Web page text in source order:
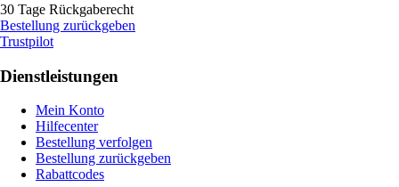
30 Tage Rückgaberecht
Bestellung zurückgeben
Trustpilot
Dienstleistungen
Mein Konto
Hilfecenter
Bestellung verfolgen
Bestellung zurückgeben
Rabattcodes